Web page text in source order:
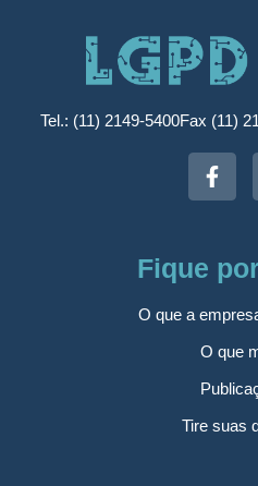
Tel.: (11) 2149-5400Fax (11)
Fique
O que a
O que
Tire suas